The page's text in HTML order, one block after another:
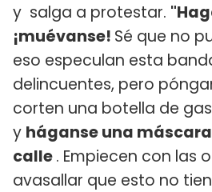
y salga a protestar.
¡muévanse! Sé que no
eso especulan esta
delincuentes, pero
corten una botella de
y háganse una
calle. Empiecen con las
avasallar que esto no